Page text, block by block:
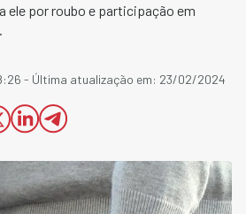
ele por roubo e participação em
- Última atualização em: 23/02/2024